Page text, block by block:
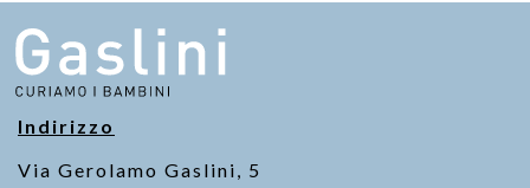
Indirizzo
Via Gerolamo Gaslini, 5